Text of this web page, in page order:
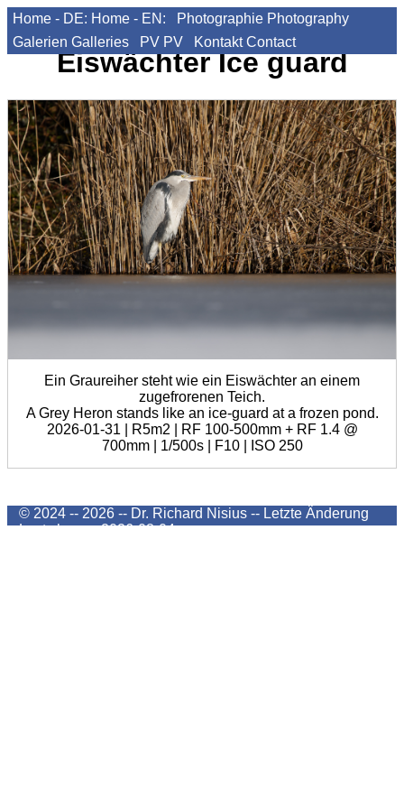
Home - DE: Home - EN: Photographie Photography
Galerien Galleries PV PV Kontakt Contact
EiswächterIce guard
Ein Graureiher steht wie ein Eiswächter an einem
zugefrorenen Teich.
A Grey Heron stands like an ice-guard at a frozen pond.
2026-01-31 | R5m2 | RF 100-500mm + RF 1.4 @
700mm | 1/500s | F10 | ISO 250
© 2024 -- 2026 -- Dr. Richard Nisius -- Letzte Änderung
Last change2026-08-04